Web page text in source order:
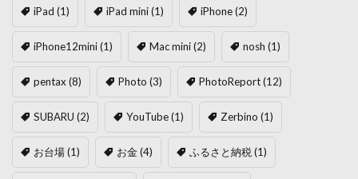
iPad (1) iPad mini(1) iPhone(2)
iPhone12mini(1) Mac mini(2) nosh (1)
pentax (8) Photo (3) PhotoReport(12)
SUBARU (2) YouTube(1) Zerbino (1)
お台場(1) お金(4) ふるさと納税 (1)